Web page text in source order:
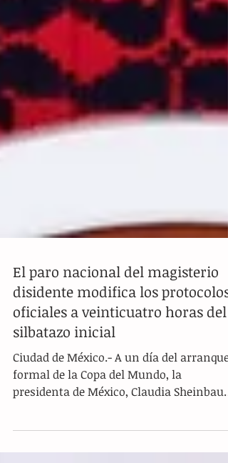
El paro nacional del magisterio
disidente modifica los protocolos
oficiales a veinticuatro horas del
silbatazo inicial
Ciudad de México.- A un día del arranque
formal de la Copa del Mundo, la
evitó confirmar su asistencia a la plaza
del Zócalo capitalino para presenciar la